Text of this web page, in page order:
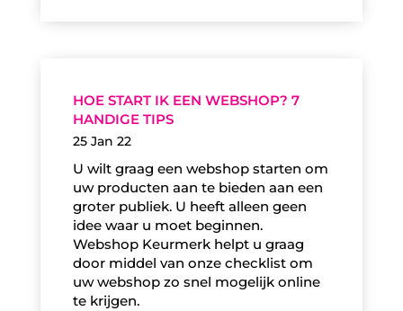
HOE START IK EEN WEBSHOP? 7
HANDIGE TIPS
25 Jan 22
U wilt graag een webshop starten om
uw producten aan te bieden aan een
groter publiek. U heeft alleen geen
idee waar u moet beginnen.
Webshop Keurmerk helpt u graag
door middel van onze checklist om
uw webshop zo snel mogelijk online
te krijgen.